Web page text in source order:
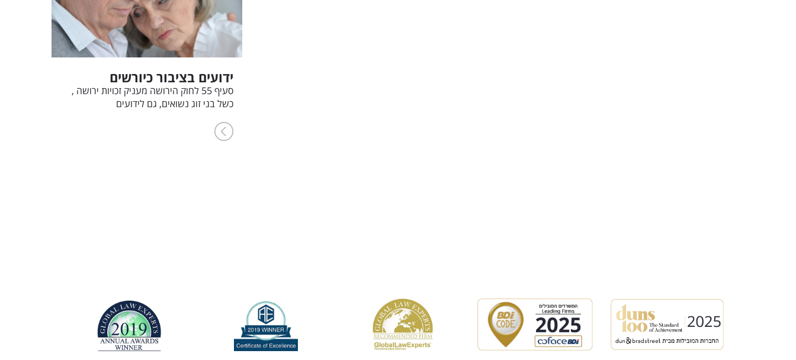
ידועים בציבור כיורשים
סעיף 55 לחוק הירושה מעניק זכויות ירושה ,
כשל בני זוג נשואים, גם לידועים